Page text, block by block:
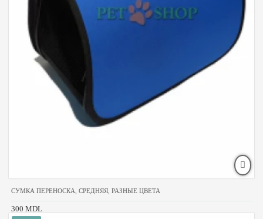
СУМКА ПЕРЕНОСКА, СРЕДНЯЯ, РАЗНЫЕ ЦВЕТА
300 MDL